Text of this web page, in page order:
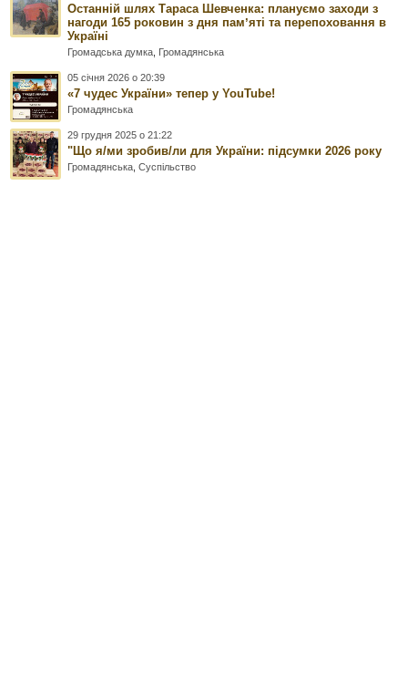
Останній шлях Тараса Шевченка: плануємо заходи з
нагоди 165 роковин з дня памʼяті та перепоховання в
Україні
Громадська думка Громадянська
05 січня 2026 о 20:39
«7 чудес України» тепер у YouTube!
Громадянська
29 грудня 2025 о 21:22
"Що я/ми зробив/ли для України: підсумки 2026 року
Громадянська ,Суспільство